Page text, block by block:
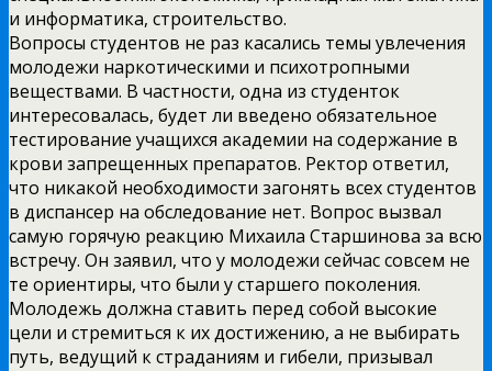
и информатика, строительство.
Вопросы студентов не раз касались темы увлечения
молодежи наркотическими и психотропными
веществами. В частности, одна из студенток
интересовалась, будет ли введено обязательное
тестирование учащихся академии на содержание в
крови запрещенных препаратов. Ректор ответил,
что никакой необходимости загонять всех студентов
в диспансер на обследование нет. Вопрос вызвал
самую горячую реакцию Михаила Старшинова за всю
встречу. Он заявил, что у молодежи сейчас совсем не
те ориентиры, что были у старшего поколения.
Молодежь должна ставить перед собой высокие
цели и стремиться к их достижению, а не выбирать
путь, ведущий к страданиям и гибели, призывал